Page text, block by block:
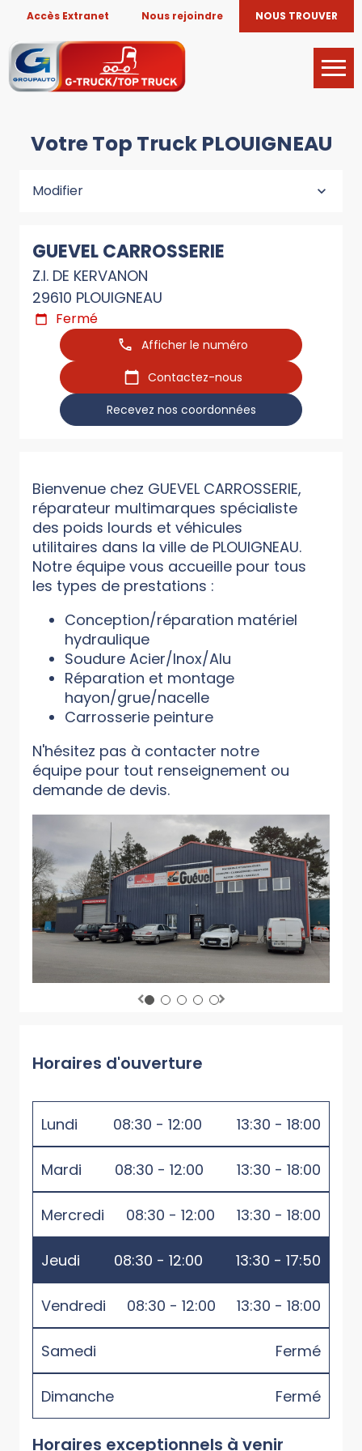
Accès Extranet Nous rejoindre NOUS TROUVER
Votre Top Truck PLOUIGNEAU
Modifier
GUEVEL CARROSSERIE
Z.I. DE KERVANON
29610 PLOUIGNEAU
Fermé
Afficher le numéro
Contactez-nous
Recevez nos coordonnées
Bienvenue chez GUEVEL CARROSSERIE,
réparateur multimarques spécialiste
des poids lourds et véhicules
utilitaires dans la ville de PLOUIGNEAU.
Notre équipe vous accueille pour tous
les types de prestations :
Conception/réparation matériel
hydraulique
Soudure Acier/Inox/Alu
Réparation et montage
hayon/grue/nacelle
Carrosserie peinture
N'hésitez pas à contacter notre
équipe pour tout renseignement ou
demande de devis.
Horaires d'ouverture
Lundi 08:30 - 12:00 13:30 - 18:00
Mardi 08:30 - 12:00 13:30 - 18:00
Mercredi 08:30 - 12:00 13:30 - 18:00
Jeudi 08:30 - 12:00 13:30 - 17:50
Vendredi 08:30 - 12:00 13:30 - 18:00
Samedi Fermé
Dimanche Fermé
Horaires exceptionnels à venir